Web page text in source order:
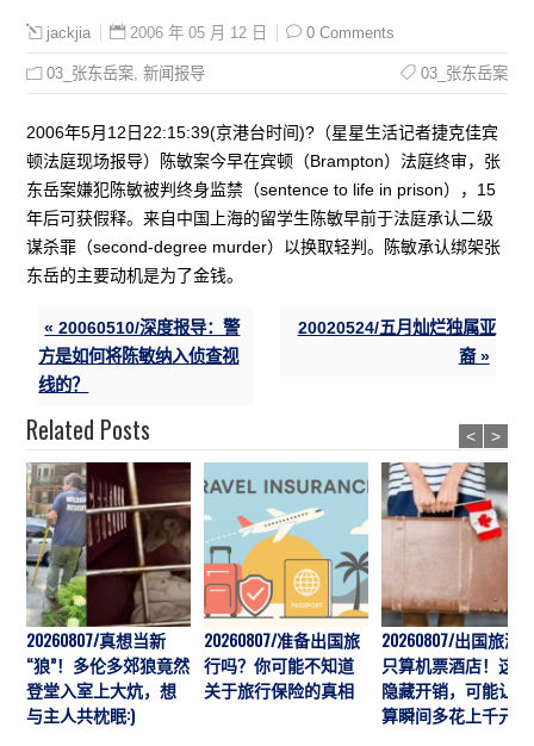
jackjia 2006 年 05 月 12 日 0 Comments
03_张东岳案 ,新闻报导 03_张东岳案
2006年5月12日22:15:39(京港台时间)?（星星生活记者捷克佳宾
顿法庭现场报导）陈敏案今早在宾顿（Brampton）法庭终审，张
东岳案嫌犯陈敏被判终身监禁（sentence to life in prison），15
年后可获假释。来自中国上海的留学生陈敏早前于法庭承认二级
谋杀罪（second-degree murder）以换取轻判。陈敏承认绑架张
东岳的主要动机是为了金钱。
« 20060510/深度报导：警
方是如何将陈敏纳入侦查视
线的？
20020524/五月灿烂独属亚
裔 »
Related Posts
20260807/真想当新
“狼”！多伦多郊狼竟然
登堂入室上大炕，想
与主人共枕眠:)
20260807/准备出国旅
行吗？你可能不知道
关于旅行保险的真相
20260807/出国旅游
只算机票酒店！这7
隐藏开销，可能让预
算瞬间多花上千元
< >